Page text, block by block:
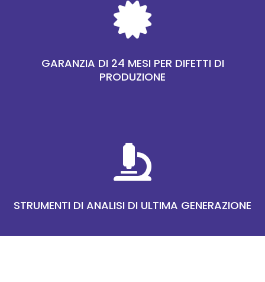

GARANZIA DI 24 MESI PER DIFETTI DI
PRODUZIONE

STRUMENTI DI ANALISI DI ULTIMA GENERAZIONE